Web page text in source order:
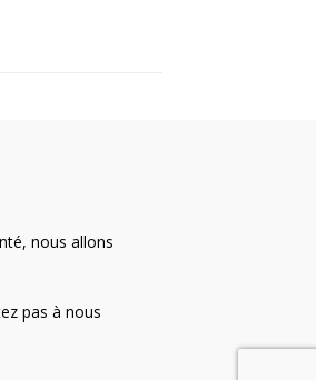
nous allons
pas à nous